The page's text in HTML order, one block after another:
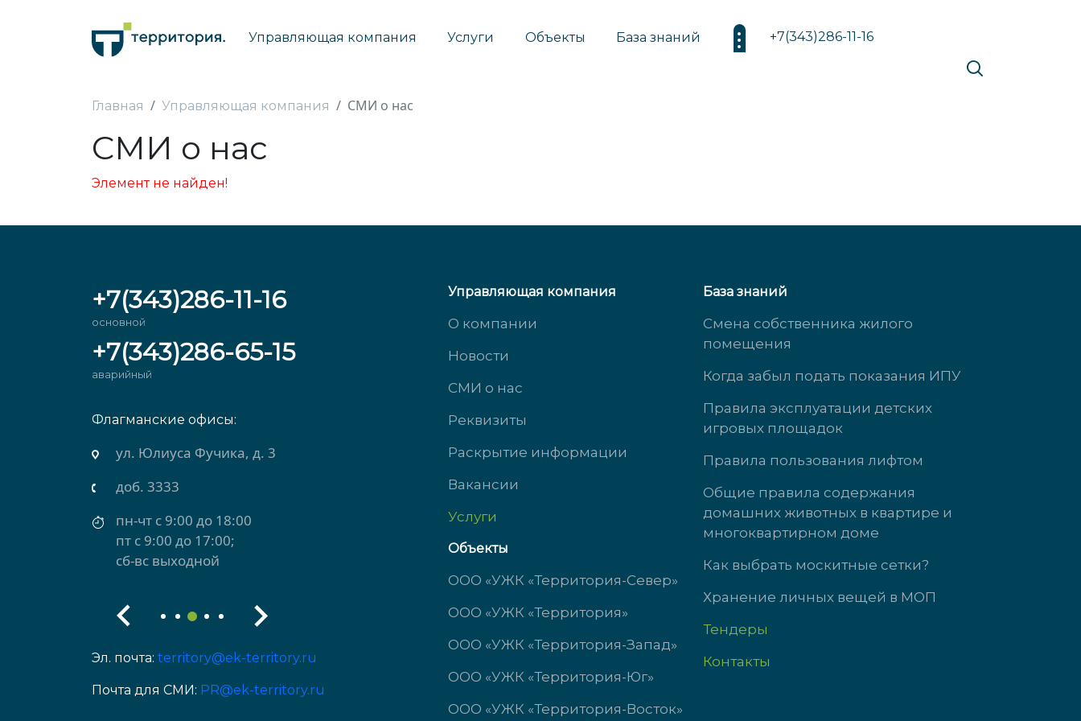
+7(343)286-11-16
Управляющая компания Услуги Объекты База знаний
Главная Управляющая компания СМИ о нас
СМИ о нас
Элемент не найден!
+7(343)286-11-16
основной
+7(343)286-65-15
аварийный
Флагманские офисы:
ул. Юлиуса Фучика, д. 3
доб. 3333
пн-чт с 9:00 до 18:00
пт с 9:00 до 17:00;
сб-вс выходной
ул. Михеева, д. 2
доб. 3434
пн-чт с 9:00 до 18:00
пт с 9:00 до 17:00
ул. Южногорская, д. 11
доб. 3323
пн-чт с 9:00 до 18:00
пт с 9:00 до 17:00
сб-вс выходной
Эл. почта: territory@ek-territory.ru
Почта для СМИ: PR@ek-territory.ru
Управляющая компания
О компании
Новости
СМИ о нас
Реквизиты
Раскрытие информации
Вакансии
Услуги
Объекты
ООО «УЖК «Территория-Север»
ООО «УЖК «Территория»
ООО «УЖК «Территория-Запад»
ООО «УЖК «Территория-Юг»
ООО «УЖК «Территория-Восток»
База знаний
Смена собственника жилого
помещения
Когда забыл подать показания ИПУ
Правила эксплуатации детских
игровых площадок
Правила пользования лифтом
Общие правила содержания
домашних животных в квартире и
многоквартирном доме
Как выбрать москитные сетки?
Хранение личных вещей в МОП
Тендеры
Контакты